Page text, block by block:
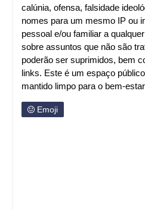
calúnia, ofensa, falsidade
nomes para um mesmo IP ou
pessoal e/ou familiar a
sobre assuntos que não são
poderão ser suprimidos, bem
links. Este é um espaço
mantido limpo para o bem-
Emoji